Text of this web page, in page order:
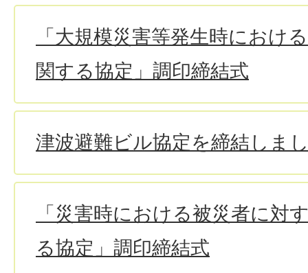
「大規模災害等発生時におけ
関する協定」調印締結式
津波避難ビル協定を締結しま
「災害時における被災者に対
る協定」調印締結式